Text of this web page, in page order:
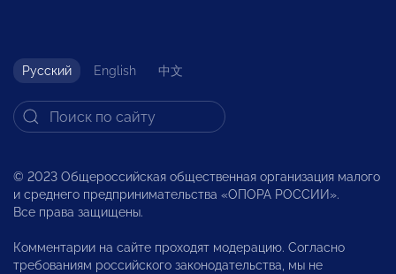
Русский English 中文
© 2023 Общероссийская общественная организация малого
и среднего предпринимательства «ОПОРА РОССИИ».
Все права защищены.
Комментарии на сайте проходят модерацию. Согласно
требованиям российского законодательства, мы не